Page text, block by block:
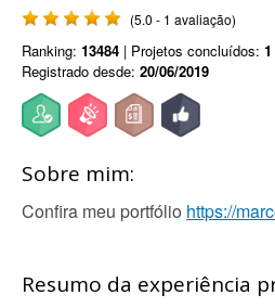
(5.0 - 1 avaliação)
Ranking: 13484 | Projetos concluídos: 1
Registrado desde: 20/06/2019
Sobre mim:
Confira meu portfólio https://
Resumo da experiência